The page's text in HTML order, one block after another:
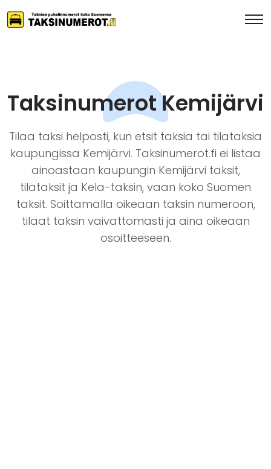
Taksinumerot Kemijärvi
Tilaa taksi helposti, kun etsit taksia tai tilataksia
kaupungissa Kemijärvi. Taksinumerot.fi ei listaa
ainoastaan kaupungin Kemijärvi taksit,
tilataksit ja Kela-taksin, vaan koko Suomen
taksit. Soittamalla oikeaan taksin numeroon,
tilaat taksin vaivattomasti ja aina oikeaan
osoitteeseen.